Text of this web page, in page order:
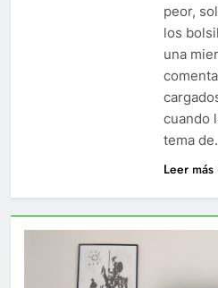
peor,
los
una
cuando
tema
Leer más